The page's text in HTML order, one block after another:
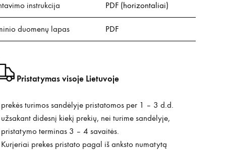
instrukcija PDF (horizontaliai)
duomenų lapas PDF
Pristatymas visoje Lietuvoje
prekės turimos sandėlyje pristatomos per 1 – 3 d.d.
užsakant didesnį kiekį prekių, nei turime sandėlyje,
pristatymo terminas 3 – 4 savaitės.
Kurjeriai prekes pristato pagal iš anksto numatytą